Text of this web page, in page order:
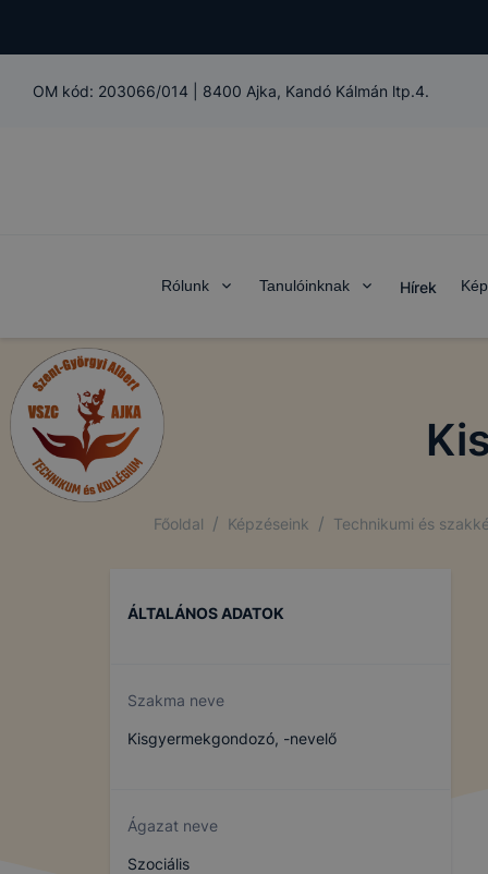
OM kód: 203066/014 8400 Ajka, Kandó Kálmán ltp.4.
Rólunk Tanulóinknak Hírek
Főoldal / Képzéseink / Technikumi és
ÁLTALÁNOS ADATOK
Szakma neve
Kisgyermekgondozó, -nevelő
Ágazat neve
Szociális